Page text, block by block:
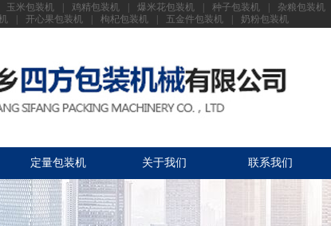
玉米包装机 鸡精包装机 爆米花包装机 种子包装机 杂粮包装机
开心果包装机 枸杞包装机 五金件包装机 奶粉包装机
定量包装机 关于我们 联系我们